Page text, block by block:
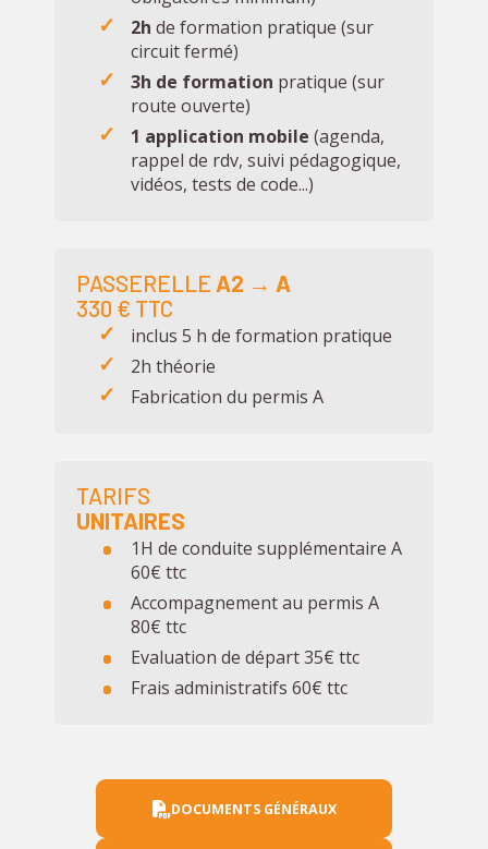
2h de formation pratique (sur
circuit fermé)
3h de formation pratique (sur
route ouverte)
1 application mobile (agenda,
rappel de rdv, suivi pédagogique,
vidéos, tests de code...)
PASSERELLE A2 → A
330 € TTC
inclus 5 h de formation pratique
2h théorie
Fabrication du permis A
TARIFS
UNITAIRES
1H de conduite supplémentaire A
60€ ttc
Accompagnement au permis A
80€ ttc
Evaluation de départ 35€ ttc
Frais administratifs 60€ ttc
DOCUMENTS GÉNÉRAUX